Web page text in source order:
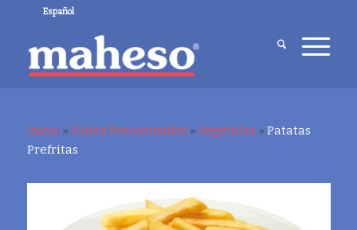
Español
Inicio » Platos Precocinados » Vegetales » Patatas
Prefritas